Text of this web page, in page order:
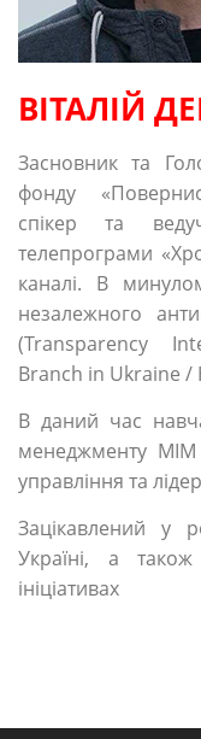
ВІТАЛІЙ
Засновник та
фонду
спікер та
телепрограми
каналі. В
незалежного
(Transparency
Branch in Ukraine
В даний час
менеджменту
управління та
Зацікавлений у
Україні, а
ініціативах